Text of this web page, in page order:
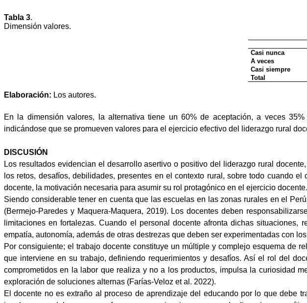
Tabla 3.
Dimensión valores.
Casi nunca
A veces
Casi siempre
Total
Elaboración: Los autores.
En la dimensión valores, la alternativa tiene un 60% de aceptación, a veces
indicándose que se promueven valores para el ejercicio efectivo del liderazgo rural
DISCUSIÓN
Los resultados evidencian el desarrollo asertivo o positivo del liderazgo rural
los retos, desafíos, debilidades, presentes en el contexto rural, sobre todo cuando
docente, la motivación necesaria para asumir su rol protagónico en el ejercicio docente.
Siendo considerable tener en cuenta que las escuelas en las zonas rurales en el
(Bermejo-Paredes y Maquera-Maquera, 2019). Los docentes deben
limitaciones en fortalezas. Cuando el personal docente afronta dichas
empatía, autonomía, además de otras destrezas que deben ser experimentadas con
Por consiguiente; el trabajo docente constituye un múltiple y complejo esquema de
que interviene en su trabajo, definiendo requerimientos y desafíos. Así el rol del
comprometidos en la labor que realiza y no a los productos, impulsa la curiosidad
exploración de soluciones alternas (Farías-Veloz et al. 2022).
El docente no es extraño al proceso de aprendizaje del educando por lo que debe